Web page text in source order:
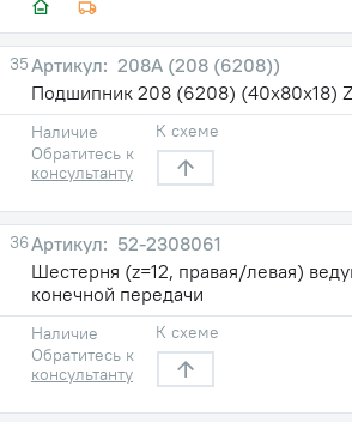
35
208А (208 (6208))
Подшипник 208 (6208) (40х80х18)
Наличие
Обратитесь к
консультанту
К схеме
36
52-2308061
Шестерня (z=12, правая/левая)
конечной передачи
Наличие
Обратитесь к
консультанту
К схеме